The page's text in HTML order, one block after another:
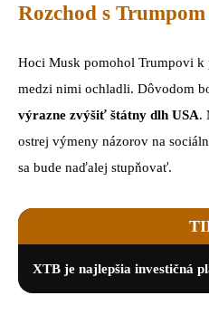
Rozchod s
Hoci Musk pomohol Trumpovi k
medzi nimi ochladli. Dôvodom
výrazne zvýšiť štátny dlh USA.
ostrej výmeny názorov na
sa bude naďalej stupňovať.
XTB je najlepšia investičná